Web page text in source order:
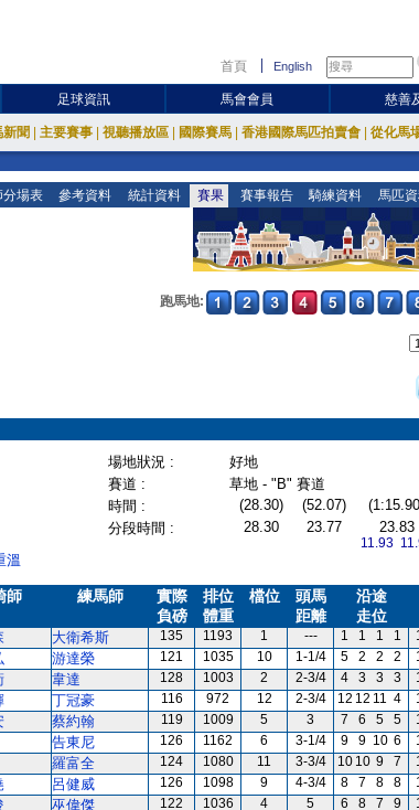
首頁 English
足球資訊 馬會會員 慈善
新聞 主要賽事 視聽播放區 國際賽馬 香港國際馬匹拍賣會 從化馬
場表 參考資料 統計資料 賽果 賽事報告 騎練資料 馬匹
跑馬地:
場地狀況 :
好地
賽道 :
草地 - "B" 賽道
時間 : (28.30) (52.07)
分段時間 :
28.30 23.77 23.83
11.93
溫
師 練馬師
實際
負磅
排位
體重
檔位
頭馬
距離
沿途
走位
大衛希斯 135 1193 1 --- 1 1 1 1
游達榮 121 1035 10 1-1/4 5 2 2 2
韋達 128 1003 2 2-3/4 4 3 3 3
丁冠豪 116 972 12 2-3/4 12 12 11 4
蔡約翰 119 1009 5 3 7 6 5 5
告東尼 126 1162 6 3-1/4 9 9 10 6
羅富全 124 1080 11 3-3/4 10 10 9 7
呂健威 126 1098 9 4-3/4 8 7 8 8
巫偉傑 122 1036 4 5 6 8 7 9